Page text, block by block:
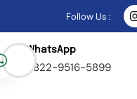
Follow Us :
WhatsApp
0822-9516-5899